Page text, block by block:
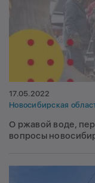
17.05.2022
Новосибирская
О ржавой воде,
вопросы